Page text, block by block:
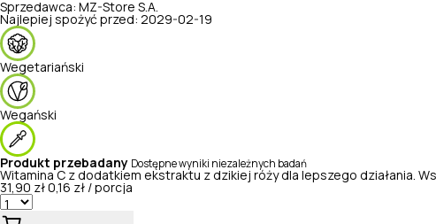
Sprzedawca: MZ-Store S.A.
Najlepiej spożyć przed: 2029-02-19
Wegetariański
Wegański
Produkt przebadany Dostępne wyniki niezależnych badań
Witamina C z dodatkiem ekstraktu z dzikiej róży dla lepszego działania.
31,90 zł 0,16 zł / porcja